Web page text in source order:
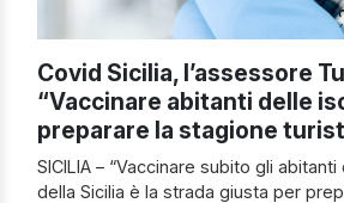
Covid Sicilia, l’assessore
“Vaccinare abitanti delle
preparare la stagione
SICILIA – “Vaccinare subito gli
della Sicilia è la strada giusta per